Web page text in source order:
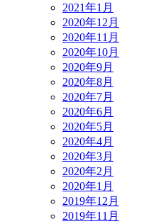
2021年1月
2020年12月
2020年11月
2020年10月
2020年9月
2020年8月
2020年7月
2020年6月
2020年5月
2020年4月
2020年3月
2020年2月
2020年1月
2019年12月
2019年11月